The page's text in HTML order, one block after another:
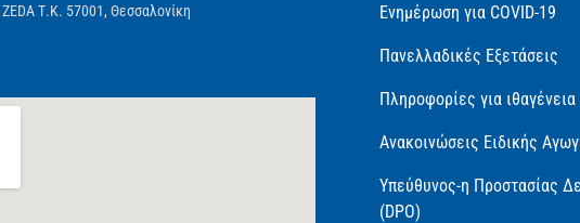
Τ.Κ. 57001, Θεσσαλονίκη Ενημέρωση για COVID-19
Πανελλαδικές Εξετάσεις
Πληροφορίες για ιθαγένεια
Ανακοινώσεις Ειδικής
Υπεύθυνος-η Προστασίας
(DPO)